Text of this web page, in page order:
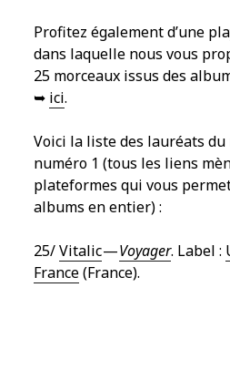
Profitez également d’une
dans laquelle nous vous
25 morceaux issus des
➥ ici.
Voici la liste des lauréats
numéro 1 (tous les liens
plateformes qui vous
albums en entier) :
25/Vitalic—Voyager. Label :
France(France).